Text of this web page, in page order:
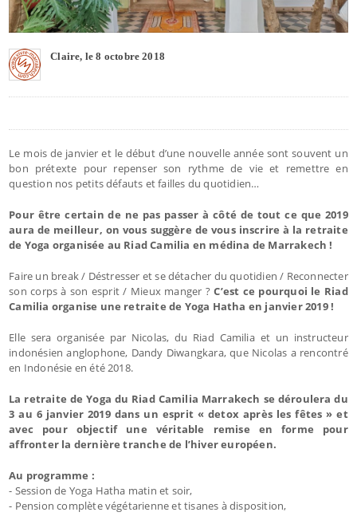
Claire, le 8 octobre 2018
Le mois de janvier et le début d’une nouvelle année sont souvent un
bon prétexte pour repenser son rythme de vie et remettre en
question nos petits défauts et failles du quotidien…
Pour être certain de ne pas passer à côté de tout ce que 2019
aura de meilleur, on vous suggère de vous inscrire à la retraite
de Yoga organisée au Riad Camilia en médina de Marrakech !
Faire un break / Déstresser et se détacher du quotidien / Reconnecter
son corps à son esprit / Mieux manger ? C’est ce pourquoi le Riad
Camilia organise une retraite de Yoga Hatha en janvier 2019 !
Elle sera organisée par Nicolas, du Riad Camilia et un instructeur
indonésien anglophone, Dandy Diwangkara, que Nicolas a rencontré
en Indonésie en été 2018.
La retraite de Yoga du Riad Camilia Marrakech se déroulera du
3 au 6 janvier 2019 dans un esprit « detox après les fêtes » et
avec pour objectif une véritable remise en forme pour
affronter la dernière tranche de l’hiver européen.
Au programme :
- Session de Yoga Hatha matin et soir,
- Pension complète végétarienne et tisanes à disposition,